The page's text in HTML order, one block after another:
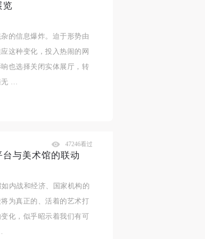
览
的信息爆炸。迫于形势由
这种变化，投入热闹的网
也选择关闭实体展厅，转
无 …
与美术馆的联动
47246看过
内战和经济、国家机构的
为真正的、活着的艺术打
化，似乎昭示着我们有可